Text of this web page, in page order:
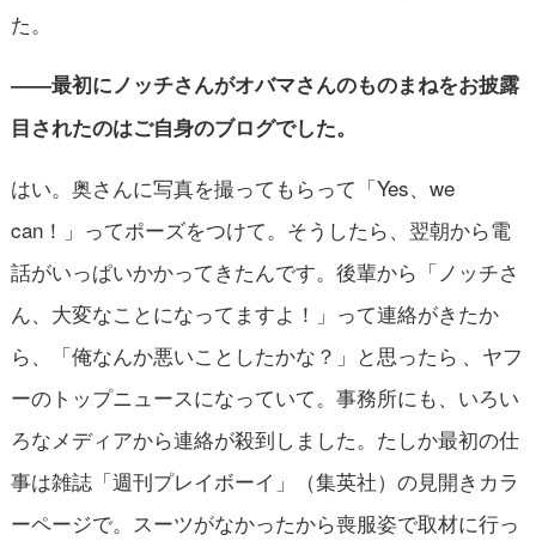
た。
――最初にノッチさんがオバマさんのものまねをお披露
目されたのはご自身のブログでした。
はい。奥さんに写真を撮ってもらって「Yes、we
can！」ってポーズをつけて。そうしたら、翌朝から電
話がいっぱいかかってきたんです。後輩から「ノッチさ
ん、大変なことになってますよ！」って連絡がきたか
ら、「俺なんか悪いことしたかな？」と思ったら 、ヤフ
ーのトップニュースになっていて。事務所にも、いろい
ろなメディアから連絡が殺到しました。たしか最初の仕
事は雑誌「週刊プレイボーイ」（集英社）の見開きカラ
ーページで。スーツがなかったから喪服姿で取材に行っ